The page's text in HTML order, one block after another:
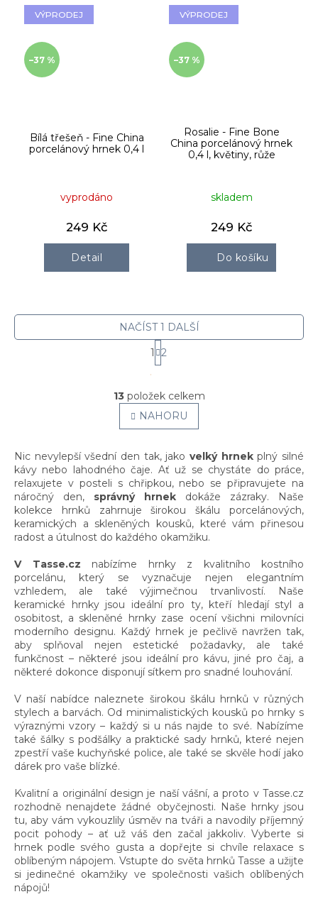
VÝPRODEJ
–37 %
Bílá třešeň - Fine China
porcelánový hrnek 0,4 l
vyprodáno
249 Kč
Detail
VÝPRODEJ
–37 %
Rosalie - Fine Bone
China porcelánový hrnek
0,4 l, květiny, růže
skladem
249 Kč
Do košíku
v
l
á
d
c
í
p
r
v
k
y
ý
p
i
s
u
NAČÍST 1 DALŠÍ
S
t
r
á
k
o
v
á
n
1 2
13položek celkem
NAHORU
Nic nevylepší všední den tak, jako velký hrnekplný silné
kávy nebo lahodného čaje. Ať už se chystáte do práce,
relaxujete v posteli s chřipkou, nebo se připravujete na
náročný den, správný hrnek dokáže zázraky. Naše
kolekce hrnků zahrnuje širokou škálu porcelánových,
keramických a skleněných kousků, které vám přinesou
radost a útulnost do každého okamžiku.
V Tasse.cz nabízíme hrnky z kvalitního kostního
porcelánu, který se vyznačuje nejen elegantním
vzhledem, ale také výjimečnou trvanlivostí. Naše
keramické hrnky jsou ideální pro ty, kteří hledají styl a
osobitost, a skleněné hrnky zase ocení všichni milovníci
moderního designu. Každý hrnek je pečlivě navržen tak,
aby splňoval nejen estetické požadavky, ale také
funkčnost – některé jsou ideální pro kávu, jiné pro čaj, a
některé dokonce disponují sítkem pro snadné louhování.
V naší nabídce naleznete širokou škálu hrnků v různých
stylech a barvách. Od minimalistických kousků po hrnky s
výraznými vzory – každý si u nás najde to své. Nabízíme
také šálky s podšálky a praktické sady hrnků, které nejen
zpestří vaše kuchyňské police, ale také se skvěle hodí jako
dárek pro vaše blízké.
Kvalitní a originální design je naší vášní, a proto v Tasse.cz
rozhodně nenajdete žádné obyčejnosti. Naše hrnky jsou
tu, aby vám vykouzlily úsměv na tváři a navodily příjemný
pocit pohody – ať už váš den začal jakkoliv. Vyberte si
hrnek podle svého gusta a dopřejte si chvíle relaxace s
oblíbeným nápojem. Vstupte do světa hrnků Tasse a užijte
si jedinečné okamžiky ve společnosti vašich oblíbených
nápojů!